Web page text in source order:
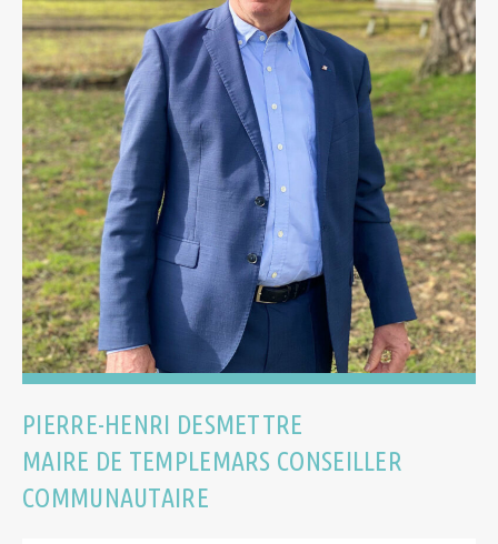
PIERRE-HENRI DESMETTRE
MAIRE DE TEMPLEMARS CONSEILLER
COMMUNAUTAIRE